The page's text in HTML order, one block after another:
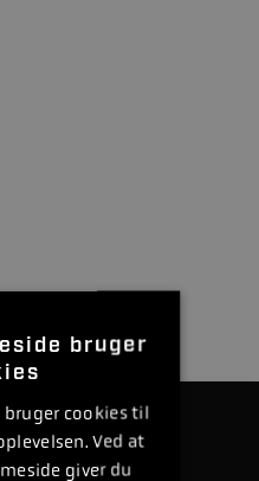
bruger
bruger cookies til
Ved at
giver du